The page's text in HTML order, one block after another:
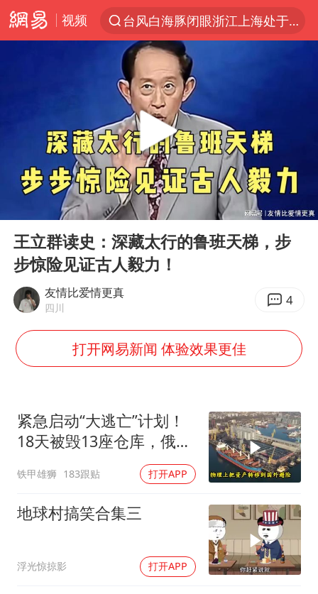
视频
台风白海豚闭眼浙江上海处于危险半圆
“China Cool”火了，老外爱上中国避暑游
香港宏福苑火灾或由烟头引起
张本智和：零封向鹏不意外
泰国初中生饮弹自尽前开了26枪
本田首次将整车平台外包给印度企业
用AI造出新病毒意味着什么
浙江最强风雨时段已锁定
台州《告全体市民书》：非必要不外出
女子被狗舔脚确诊三级暴露 医生回应
泰国校园枪击事件已致8死30余伤
刘伟任延安市委常委、市纪委书记
老人被城管撞倒后离世亲属质疑记录仪
习近平心系体育强国建设
Play
王立群读史：深藏太行的鲁班天梯，步
步惊险见证古人毅力！
友情比爱情更真
四川 4
打开网易新闻 体验效果更佳
紧急启动“大逃亡”计划！
18天被毁13座仓库，俄电
商巨头被逼无奈，出此下
策
铁甲雄狮 183跟贴 打开APP
地球村搞笑合集三
浮光惊掠影 打开APP